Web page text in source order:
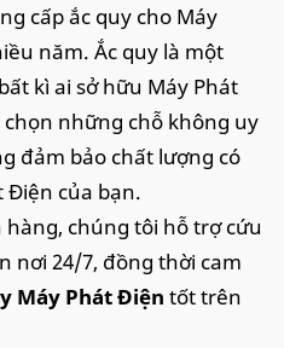
cấp ắc quy cho Máy
năm. Ắc quy là một
kì ai sở hữu Máy Phát
những chỗ không uy
đảm bảo chất lượng có
Điện của bạn.
chúng tôi hỗ trợ cứu
nơi 24/7, đồng thời cam
Máy Phát Điện tốt trên